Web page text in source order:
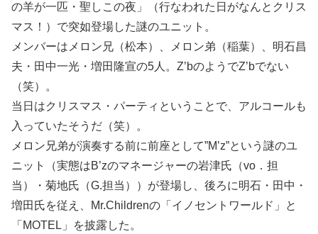
の羊が一匹・聖しこの夜」（行なわれた日がなんとクリス
マス！）で突如登場した謎のユニット。
メンバーはメロン兄（松本）、メロン弟（稲葉）、明石昌
夫・田中一光・増田隆宣の5人。Z’bのようでZ’bでない
（笑）。
当日はクリスマス・パーティということで、アルコールも
入っていたそうだ（笑）。
メロン兄弟が演奏する前に前座として”M’z”という謎のユ
ニット（実態はB’zのマネージャーの岩津氏（vo．担
当）・菊地氏（G.担当））が登場し、後ろに明石・田中・
増田氏を従え、Mr.Childrenの「イノセントワールド」と
「MOTEL」を披露した。